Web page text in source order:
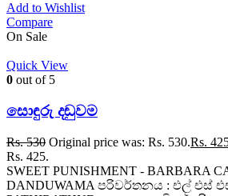
Add to Wishlist
Compare
On Sale
Quick View
0 out of 5
සොඳුරු දඬුවම
Rs.530 Original price was: Rs. 530.Rs.
Rs. 425.
SWEET PUNISHMENT - BARBARA
DANDUWAMA පරිවර්තනය : එල් එස්